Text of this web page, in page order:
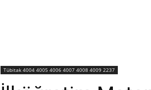
Tübitak 4004 4005 4006 4007 4008 4009 2237